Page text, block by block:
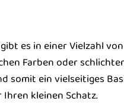
es in einer Vielzahl
Farben oder
somit ein vielseitiges
kleinen Schatz.